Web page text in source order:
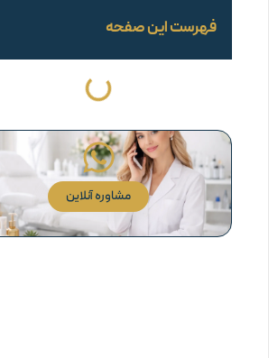
فهرست این صفحه
مشاوره آنلاین